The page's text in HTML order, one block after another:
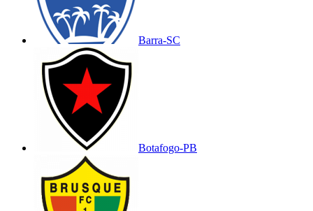
Barra-SC
Botafogo-PB